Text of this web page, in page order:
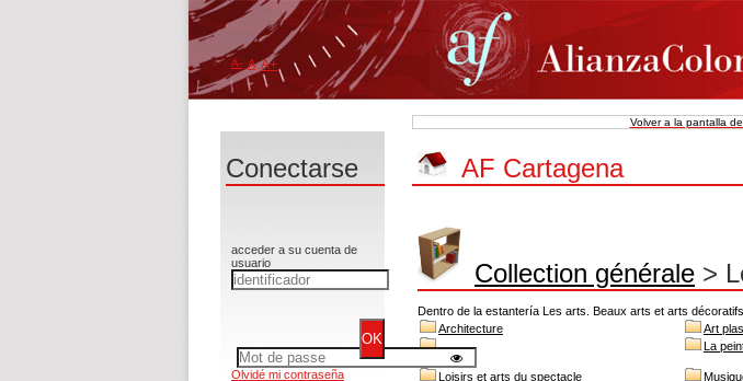
Volver a la pantalla
AF Cartagena
Collection générale >
Dentro de la estantería Les arts. Beaux arts et arts
Architecture
Art
La
Loisirs et arts du spectacle
A- A A+
Conectarse
acceder a su cuenta de
usuario
Olvidé mi contraseña